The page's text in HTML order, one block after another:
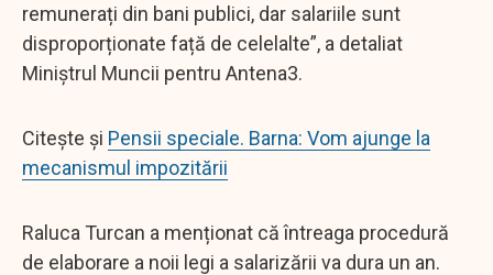
remunerați din bani publici, dar salariile sunt
disproporționate față de celelalte”, a detaliat
Miniștrul Muncii pentru Antena3.
Citește și Pensii speciale. Barna: Vom ajunge la
mecanismul impozitării
Raluca Turcan a menționat că întreaga procedură
de elaborare a noii legi a salarizării va dura un an.